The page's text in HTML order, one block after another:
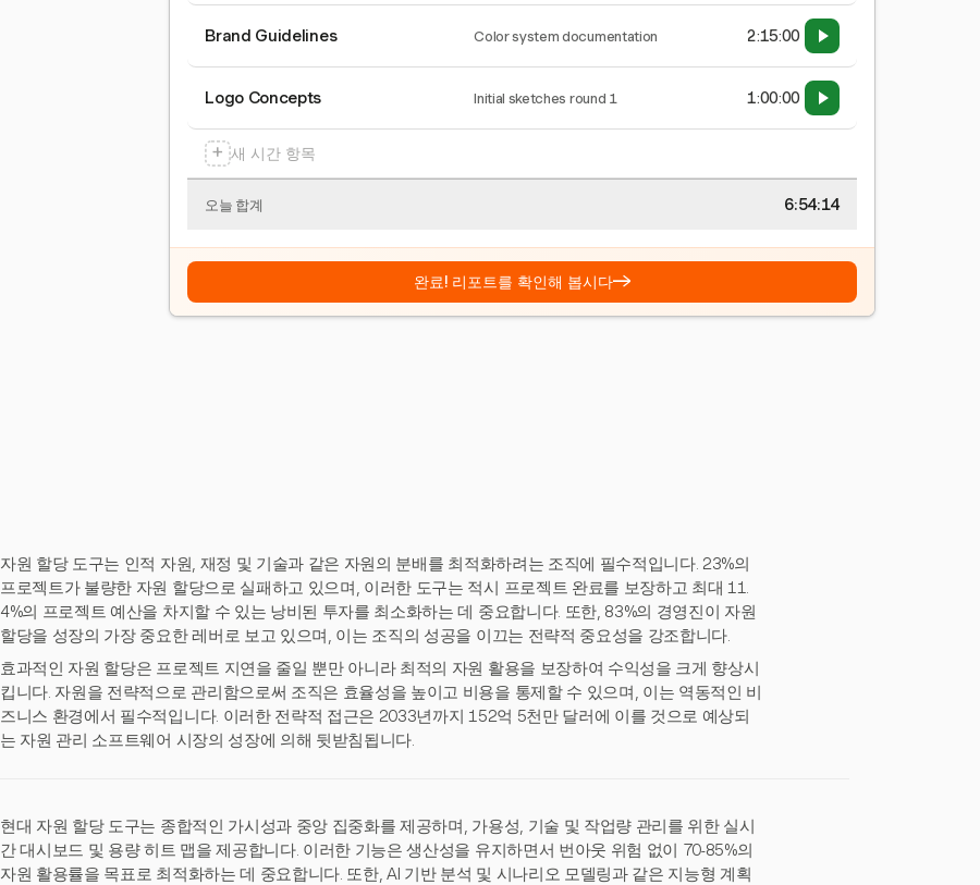
Brand Guidelines Color system documentation 2:15:00
Logo Concepts Initial sketches round 1 1:00:00
+ 새 시간 항목
오늘 합계 6:54:15
완료! 리포트를 확인해 봅시다→
자원 할당 도구는 인적 자원, 재정 및 기술과 같은 자원의 분배를 최적화하려는 조직에 필수적입니다. 23%의
프로젝트가 불량한 자원 할당으로 실패하고 있으며, 이러한 도구는 적시 프로젝트 완료를 보장하고 최대 11.
4%의 프로젝트 예산을 차지할 수 있는 낭비된 투자를 최소화하는 데 중요합니다. 또한, 83%의 경영진이 자원
할당을 성장의 가장 중요한 레버로 보고 있으며, 이는 조직의 성공을 이끄는 전략적 중요성을 강조합니다.
효과적인 자원 할당은 프로젝트 지연을 줄일 뿐만 아니라 최적의 자원 활용을 보장하여 수익성을 크게 향상시
킵니다. 자원을 전략적으로 관리함으로써 조직은 효율성을 높이고 비용을 통제할 수 있으며, 이는 역동적인 비
즈니스 환경에서 필수적입니다. 이러한 전략적 접근은 2033년까지 152억 5천만 달러에 이를 것으로 예상되
는 자원 관리 소프트웨어 시장의 성장에 의해 뒷받침됩니다.
현대 자원 할당 도구는 종합적인 가시성과 중앙 집중화를 제공하며, 가용성, 기술 및 작업량 관리를 위한 실시
간 대시보드 및 용량 히트 맵을 제공합니다. 이러한 기능은 생산성을 유지하면서 번아웃 위험 없이 70-85%의
자원 활용률을 목표로 최적화하는 데 중요합니다. 또한, AI 기반 분석 및 시나리오 모델링과 같은 지능형 계획